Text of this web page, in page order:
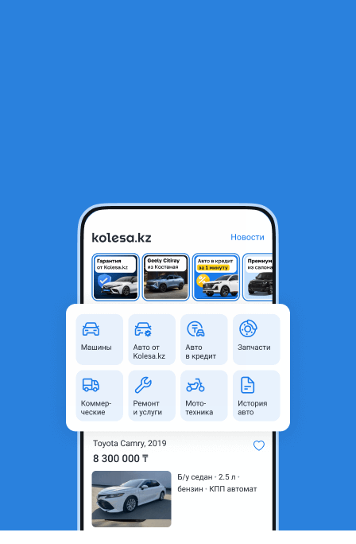
Рулевой река на Порш Кайен
Алматы, Алматинская
область
Б/y
Подходит на авто
2005 - 2009 1 поколение (4L), 2009 - 2015 1 поколение
рестайлинг (4L)
Porsche Cayenne